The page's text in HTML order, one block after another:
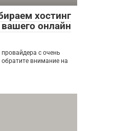
хостинг
онлайн
с очень
внимание на